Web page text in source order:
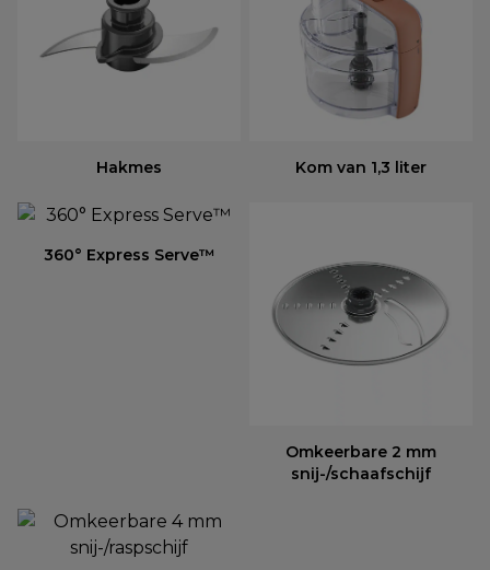
Hakmes Kom van 1,3 liter
360° Express Serve™
Omkeerbare 2 mm
snij-/schaafschijf